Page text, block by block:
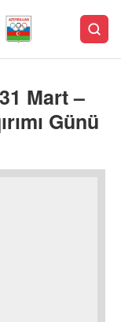
Mart –
Günü